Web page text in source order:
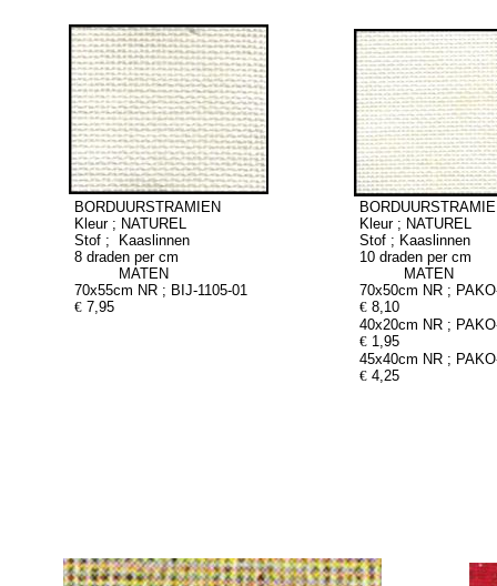
BORDUURSTRAMIEN
Kleur ; NATUREL
Stof ; Kaaslinnen
8 draden per cm
MATEN
70x55cm NR ; BIJ-1105-01
€7,95
Kleur ; NATUREL
Stof ; Kaaslinnen
10 draden per cm
MATEN
70x50cm NR ;
€8,10
40x20cm NR ;
€1,95
45x40cm NR ;
€4,25